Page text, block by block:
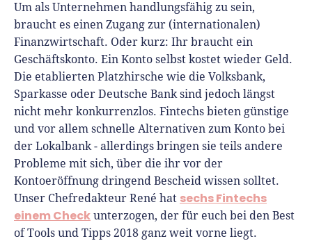
Um als Unternehmen handlungsfähig zu sein,
braucht es einen Zugang zur (internationalen)
Finanzwirtschaft. Oder kurz: Ihr braucht ein
Geschäftskonto. Ein Konto selbst kostet wieder Geld.
Die etablierten Platzhirsche wie die Volksbank,
Sparkasse oder Deutsche Bank sind jedoch längst
nicht mehr konkurrenzlos. Fintechs bieten günstige
und vor allem schnelle Alternativen zum Konto bei
der Lokalbank - allerdings bringen sie teils andere
Probleme mit sich, über die ihr vor der
Kontoeröffnung dringend Bescheid wissen solltet.
Unser Chefredakteur René hat sechs Fintechs
einem Check unterzogen, der für euch bei den Best
of Tools und Tipps 2018 ganz weit vorne liegt.